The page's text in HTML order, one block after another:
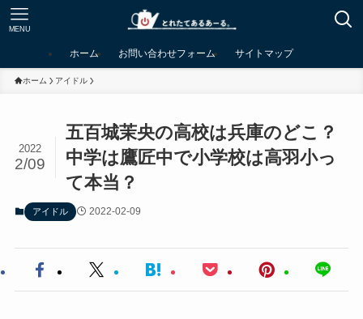
MENU
ホーム お問い合わせフォーム サイトマップ
ホーム アイドル
五百城茉央の高校は兵庫のどこ？
中学は鷹匠中で小学校は高羽小っ
て本当？
2022
2/09
アイドル 2022-02-09